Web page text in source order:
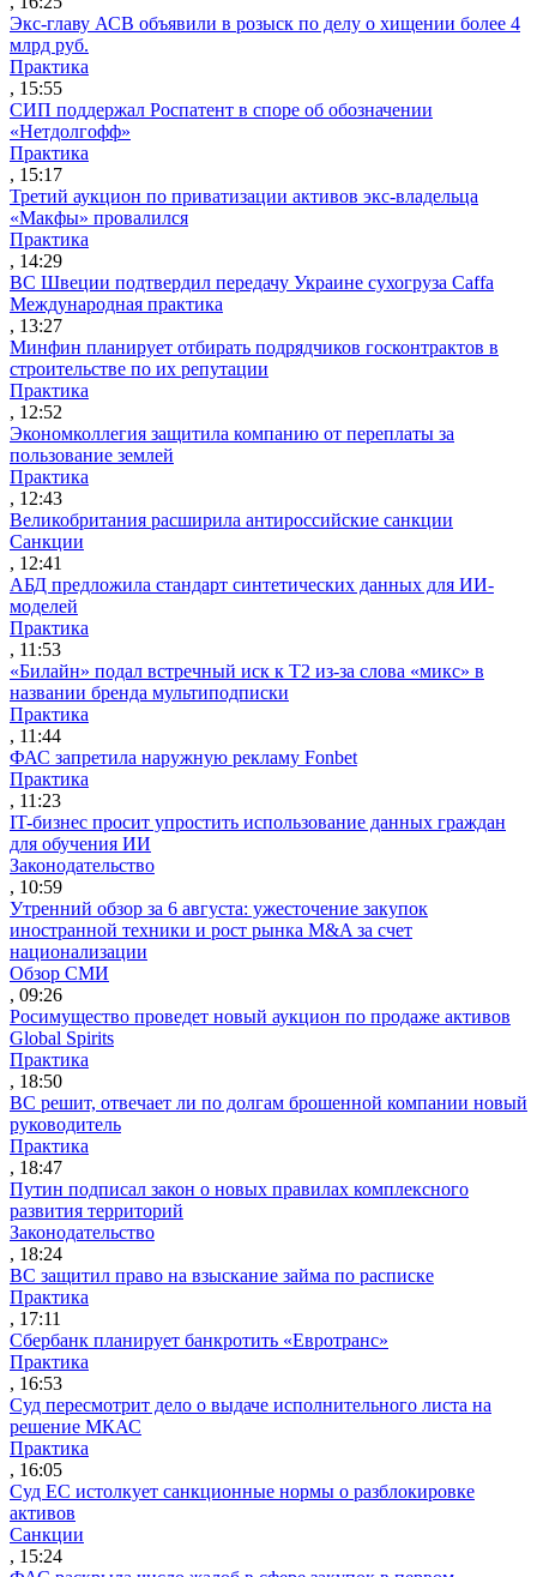
Экс-главу АСВ объявили в розыск по делу о хищении более 4
млрд руб.
Практика
, 15:55
СИП поддержал Роспатент в споре об обозначении
«Нетдолгофф»
Практика
, 15:17
Третий аукцион по приватизации активов экс-владельца
«Макфы» провалился
Практика
, 14:29
ВС Швеции подтвердил передачу Украине сухогруза Caffa
Международная практика
, 13:27
Минфин планирует отбирать подрядчиков госконтрактов в
строительстве по их репутации
Практика
, 12:52
Экономколлегия защитила компанию от переплаты за
пользование землей
Практика
, 12:43
Великобритания расширила антироссийские санкции
Санкции
, 12:41
АБД предложила стандарт синтетических данных для ИИ-
моделей
Практика
, 11:53
«Билайн» подал встречный иск к Т2 из-за слова «микс» в
названии бренда мультиподписки
Практика
, 11:44
ФАС запретила наружную рекламу Fonbet
Практика
, 11:23
IT-бизнес просит упростить использование данных граждан
для обучения ИИ
Законодательство
, 10:59
Утренний обзор за 6 августа: ужесточение закупок
иностранной техники и рост рынка M&A за счет
национализации
Обзор СМИ
, 09:26
Росимущество проведет новый аукцион по продаже активов
Global Spirits
Практика
, 18:50
ВС решит, отвечает ли по долгам брошенной компании новый
руководитель
Практика
, 18:47
Путин подписал закон о новых правилах комплексного
развития территорий
Законодательство
, 18:24
ВС защитил право на взыскание займа по расписке
Практика
, 17:11
Сбербанк планирует банкротить «Евротранс»
Практика
, 16:53
Суд пересмотрит дело о выдаче исполнительного листа на
решение МКАС
Практика
, 16:05
Суд ЕС истолкует санкционные нормы о разблокировке
активов
Санкции
, 15:24